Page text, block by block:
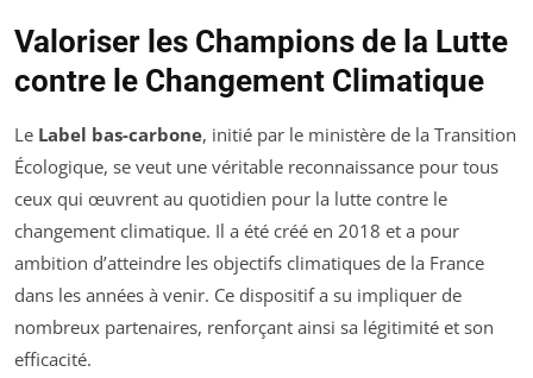
Valoriser les Champions de la Lutte
contre le Changement Climatique
Le Label bas-carbone, initié par le ministère de la Transition
Écologique, se veut une véritable reconnaissance pour tous
ceux qui œuvrent au quotidien pour la lutte contre le
changement climatique. Il a été créé en 2018 et a pour
ambition d’atteindre les objectifs climatiques de la France
dans les années à venir. Ce dispositif a su impliquer de
nombreux partenaires, renforçant ainsi sa légitimité et son
efficacité.